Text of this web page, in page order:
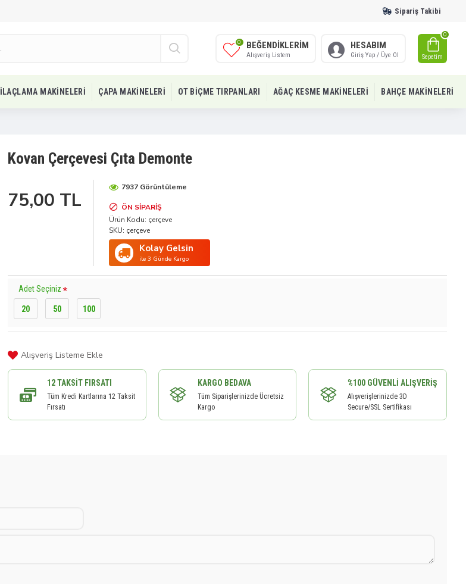
Sipariş Takibi
BEĞENDIKLERIM
Alışveriş Listem
0 HESABIM
Giriş Yap / Üye Ol Sepetim
0
İLAÇLAMA MAKINELERI ÇAPA MAKINELERI OT BIÇME TIRPANLARI AĞAÇ KESME MAKINELERI BAHÇE MAKINELERI
Kovan Çerçevesi Çıta Demonte
75,00 TL
ÖN SIPARIŞ
Ürün Kodu: çerçeve
SKU: çerçeve
Kolay Gelsin
ile 3 Günde Kargo
7937 Görüntüleme
Adet Seçiniz
20 50 100
Alışveriş Listeme Ekle
12 TAKSIT FIRSATI
Tüm Kredi Kartlarına 12 Taksit
Fırsatı
KARGO BEDAVA
Tüm Siparişlerinizde Ücretsiz
Kargo
%100 GÜVENLI ALIŞVERIŞ
Alışverişlerinizde 3D
Secure/SSL Sertifikası